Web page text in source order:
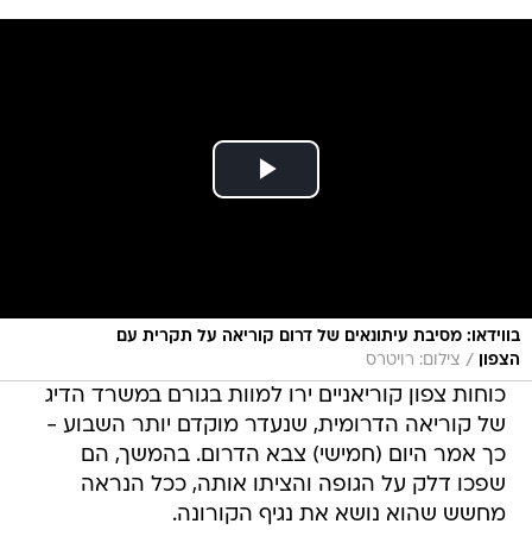
בווידאו: מסיבת עיתונאים של דרום קוריאה על תקרית עם
הצפון
/ צילום: רויטרס
כוחות צפון קוריאניים ירו למוות בגורם במשרד הדיג
של קוריאה הדרומית, שנעדר מוקדם יותר השבוע -
כך אמר היום (חמישי) צבא הדרום. בהמשך, הם
שפכו דלק על הגופה והציתו אותה, ככל הנראה
מחשש שהוא נושא את נגיף הקורונה.